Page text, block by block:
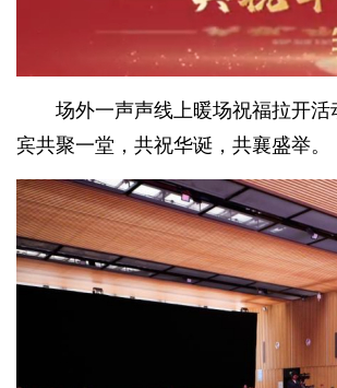
场外一声声线上暖场祝福拉开
宾共聚一堂，共祝华诞，共襄盛举。